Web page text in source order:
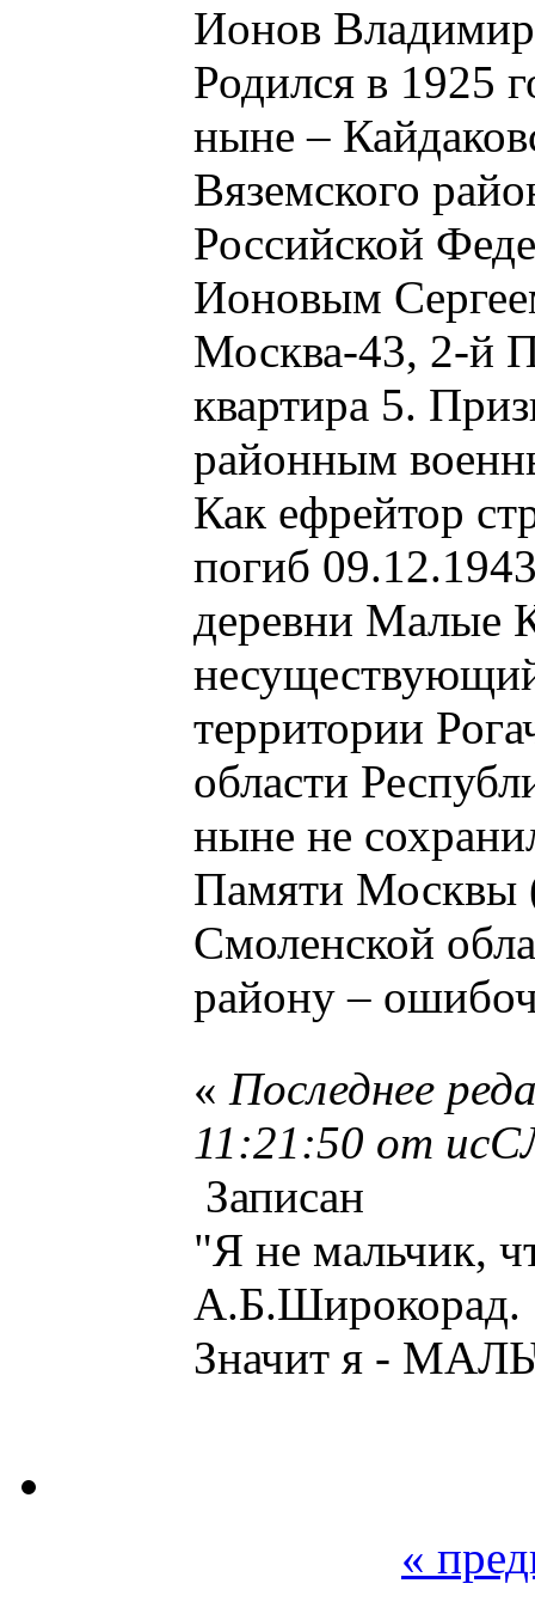
Ионов
Родился в 1925
ныне –
Вяземского
Российской
Ионовым
Москва-43, 2-й
квартира 5.
районным
Как ефрейтор
погиб
деревни Малые
территории
области
ныне не
Памяти Москвы
Смоленской
району –
« Последнее
11:21:50 от
Записан
"Я не мальчик,
А.Б.Широкорад.
Значит я -
«